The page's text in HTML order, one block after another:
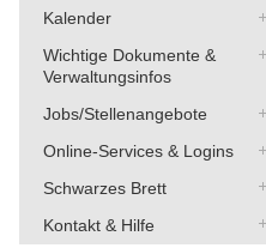
Kalender
Wichtige Dokumente &
Verwaltungsinfos
Jobs/Stellenangebote
Online-Services & Logins
Schwarzes Brett
Kontakt & Hilfe